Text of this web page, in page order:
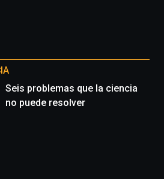
Seis problemas que la ciencia
no puede resolver